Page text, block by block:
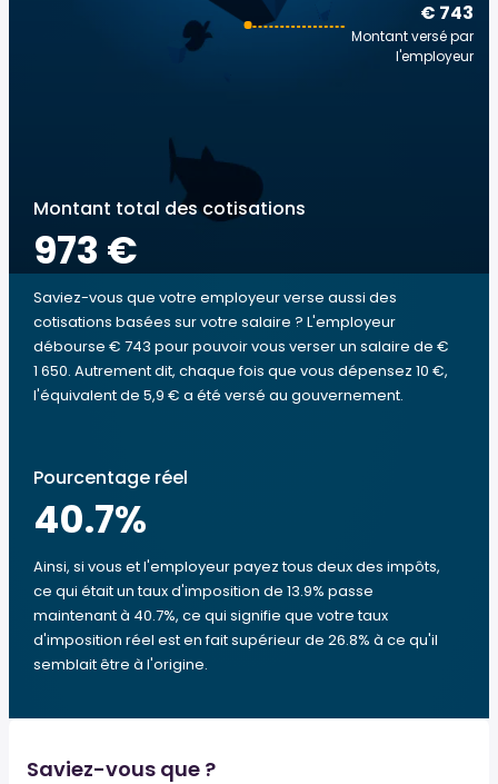
€ 743
Montant versé par
l'employeur
Montant total des cotisations
973 €
Saviez-vous que votre employeur verse aussi des
cotisations basées sur votre salaire ? L'employeur
débourse € 743 pour pouvoir vous verser un salaire de €
1 650. Autrement dit, chaque fois que vous dépensez 10 €,
l'équivalent de 5,9 € a été versé au gouvernement.
Pourcentage réel
40.7%
Ainsi, si vous et l'employeur payez tous deux des impôts,
ce qui était un taux d'imposition de 13.9% passe
maintenant à 40.7%, ce qui signifie que votre taux
d'imposition réel est en fait supérieur de 26.8% à ce qu'il
semblait être à l'origine.
Saviez-vous que ?